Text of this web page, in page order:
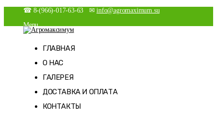
content
☎ 8-(966)-017-63-63 ✉info@agromaximum.su
Menu
Магазин
Оформление заказа
Список желаний
Агромаксимум
Агрономия на максималках
ГЛАВНАЯ
О НАС
ГАЛЕРЕЯ
ДОСТАВКА И ОПЛАТА
КОНТАКТЫ